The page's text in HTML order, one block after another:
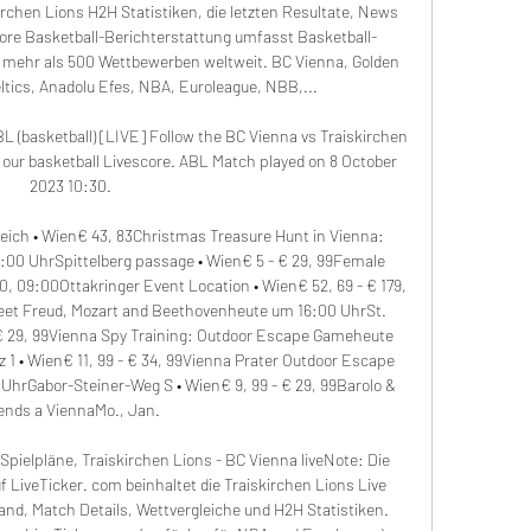
Lions H2H Statistiken, die letzten Resultate, News
Basketball-Berichterstattung umfasst Basketball-
als 500 Wettbewerben weltweit. BC Vienna, Golden
Anadolu Efes, NBA, Euroleague, NBB,...
(basketball) [LIVE] Follow the BC Vienna vs Traiskirchen
basketball Livescore. ABL Match played on 8 October
2023 10:30.
• Wien€ 43, 83Christmas Treasure Hunt in Vienna:
UhrSpittelberg passage • Wien€ 5 - € 29, 99Female
09:00Ottakringer Event Location • Wien€ 52, 69 - € 179,
Freud, Mozart and Beethovenheute um 16:00 UhrSt.
99Vienna Spy Training: Outdoor Escape Gameheute
• Wien€ 11, 99 - € 34, 99Vienna Prater Outdoor Escape
Steiner-Weg S • Wien€ 9, 99 - € 29, 99Barolo &
a ViennaMo., Jan.
Traiskirchen Lions - BC Vienna liveNote: Die
LiveTicker. com beinhaltet die Traiskirchen Lions Live
Match Details, Wettvergleiche und H2H Statistiken.